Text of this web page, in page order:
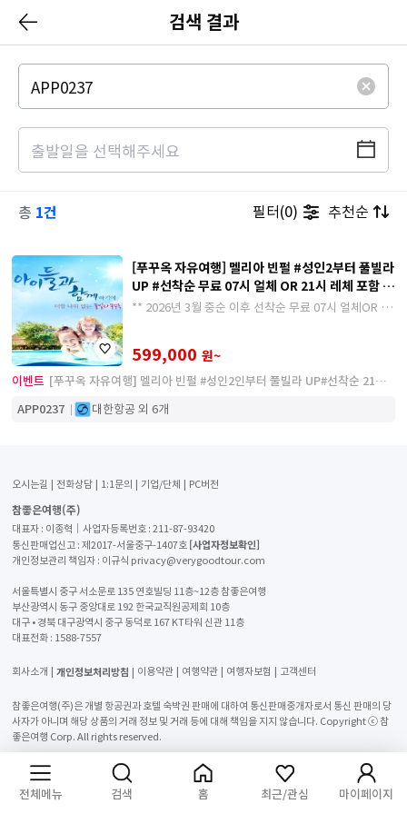
검색 결과
총 1건 추천순
필터(0)
[푸꾸옥 자유여행] 멜리아 빈펄 #성인2부터 풀빌라
UP #선착순 무료 07시 얼체 OR 21시 레체 포함 #
전일조식 #왕복픽업 5/6일
** 2026년 3월 중순 이후 선착순 무료 07시 얼체OR 21
599,000 원~
이벤트 [푸꾸옥 자유여행] 멜리아 빈펄 #성인2인부터 풀빌라 UP#선착순 21시
레체포함 #전일조식 #왕복픽업_3박5일
APP0237 대한항공 외 6개
오시는길 전화상담 1:1문의 기업/단체 PC버전
참좋은여행(주)
대표자 : 이종혁│사업자등록번호 : 211-87-93420
통신판매업신고 : 제2017-서울중구-1407호 [사업자정보확인]
개인정보관리 책임자 : 이규식 privacy@verygoodtour.com
서울특별시 중구 서소문로 135 연호빌딩 11층~12층 참좋은여행
부산광역시 동구 중앙대로 192 한국교직원공제회 10층
대구 • 경북 대구광역시 중구 동덕로 167 KT타워 신관 11층
대표전화 : 1588-7557
회사소개 개인정보처리방침 이용약관 여행약관 여행자보험 고객센터
참좋은여행(주)은 개별 항공권과 호텔 숙박권 판매에 대하여 통신판매중개자로서 통신 판매의 당
사자가 아니며 해당 상품의 거래 정보 및 거래 등에 대해 책임을 지지 않습니다. Copyright ⓒ 참
좋은여행 Corp. All rights reserved.
전체메뉴 검색 홈 최근/관심 마이페이지